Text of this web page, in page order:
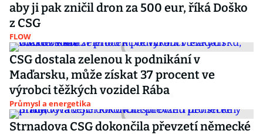
aby ji pak zničil dron za 500 eur, říká Doško
z CSG
FLOW
CSG dostala zelenou k podnikání v
Maďarsku, může získat 37 procent ve
výrobci těžkých vozidel Rába
Průmysl a energetika
Strnadova CSG dokončila převzetí německé